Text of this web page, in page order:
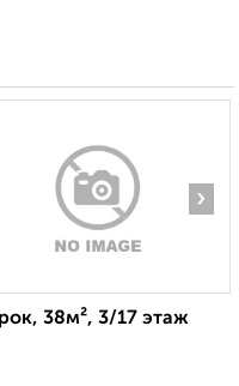
›
38м², 3/17 этаж